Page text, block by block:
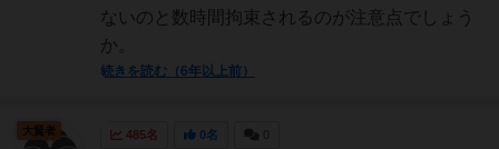
ないのと数時間拘束されるのが注意点でしょう
か。
続きを読む（6年以上前）
485名 0名
大賢者